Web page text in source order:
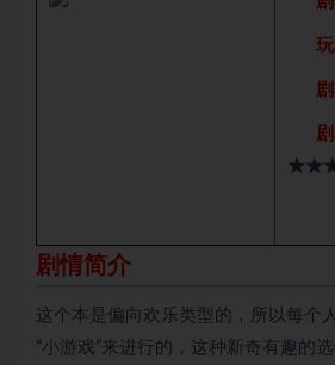
玩
剧
剧
剧情简介
这个本是偏向欢乐类型的，所以每个
“小游戏”来进行的，这种新奇有趣的